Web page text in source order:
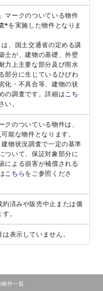
マークのついている物件
*を実施した物件となりま
、国土交通省の定める講
士が、建物の基礎、外壁
力上主要な部分及び雨水
部分に生じているひびわ
化・不具合等、建物の状
の調査です。詳細は こち
い。
クのついている物件は、
能な物件となります。
物状況調査で一定の基準
ついて、保証対象部分に
による損害が補償される
こちら をご参照くださ
済みや販売中止または価
。
表示していません。
物件一覧